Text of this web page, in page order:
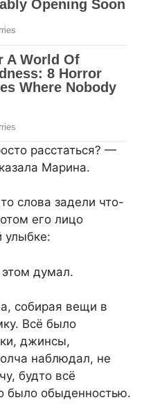
расстаться? —
Марина.
слова задели что-
его лицо
улыбке:
думал.
собирая вещи в
Всё было
джинсы,
наблюдал, не
будто всё
было обыденностью.